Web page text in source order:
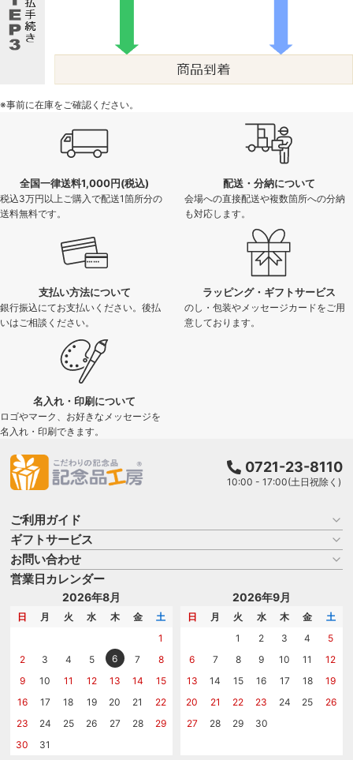
※事前に在庫をご確認ください。
全国一律送料1,000円(税込)
税込3万円以上ご購入で配送1箇所分の
送料無料です。
配送・分納について
会場への直接配送や複数箇所への分納
も対応します。
支払い方法について
銀行振込にてお支払いください。後払
いはご相談ください。
ラッピング・ギフトサービス
のし・包装やメッセージカードをご用
意しております。
名入れ・印刷について
ロゴやマーク、お好きなメッセージを
名入れ・印刷できます。
0721-23-8110
10:00 - 17:00(土日祝除く)
ご利用ガイド
お買い物ガイド
よくある質問
はじめての記念品選び
記念品工房の使い方
ギフトサービス
名入れについて
のし
メッセージカード
お問い合わせ
商品選びを相談する
名入れについて相談する
カタログを請求する
営業日カレンダー
2026年8月
日 月 火 水 木 金
土
1
2
3 4 5 6 7
8
9
10 11 12 13 14
15
16
17 18 19 20 21
22
23
24 25 26 27 28
29
30
31
2026年9月
日 月 火 水 木 金
土
1
2 3 4
5
6
7 8 9 10 11
12
13
14 15 16 17 18
19
20
21 22 23 24 25
26
27
28 29 30